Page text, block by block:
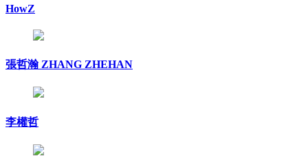
HowZ
張哲瀚 ZHANG ZHEHAN
李權哲